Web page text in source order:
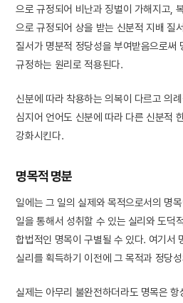
으로 규정되어 비난과 징벌이 가해지고,
으로 규정되어 상을 받는 신분적 지배 질
질서가 명분적 정당성을 부여받음으로써
규정하는 원리로 적용된다.
신분에 따라 착용하는 의복이 다르고 의
심지어 언어도 신분에 따라 다른 신분적
강화시킨다.
명목적 명분
일에는 그 일의 실제와 목적으로서의 명
일을 통해서 성취할 수 있는 실리와 도덕
합법적인 명목이 구별될 수 있다. 여기서
실리를 획득하기 이전에 그 목적과 정당
실제는 아무리 불완전하더라도 명목은